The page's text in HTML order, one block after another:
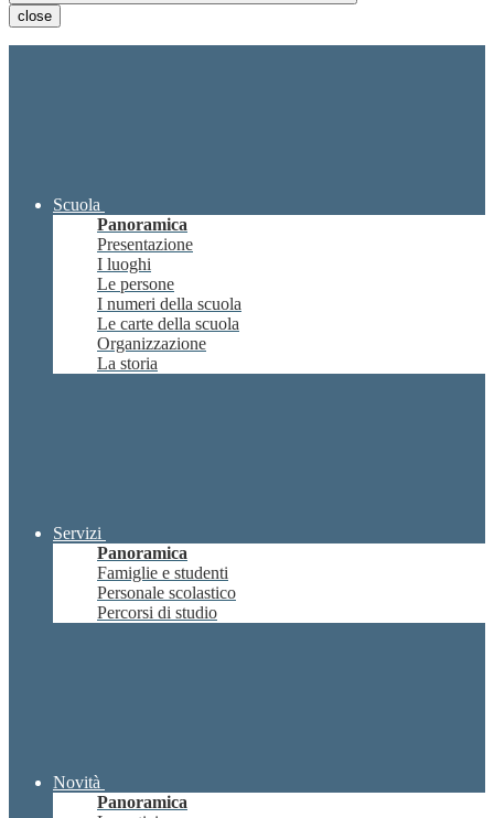
close
Scuola
Panoramica
Presentazione
I luoghi
Le persone
I numeri della scuola
Le carte della scuola
Organizzazione
La storia
Servizi
Panoramica
Famiglie e studenti
Personale scolastico
Percorsi di studio
Novità
Panoramica